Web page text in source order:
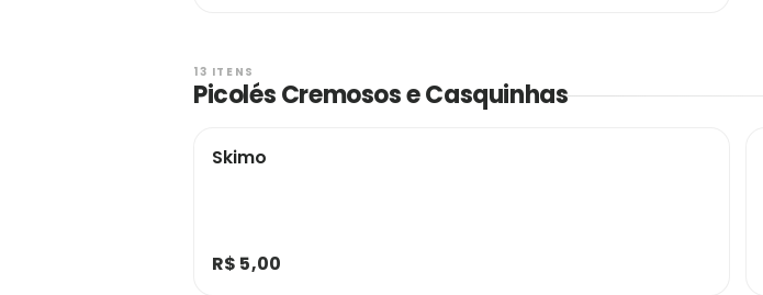
13 ITENS
Picolés Cremosos e Casquinhas
Skimo
R$ 5,00